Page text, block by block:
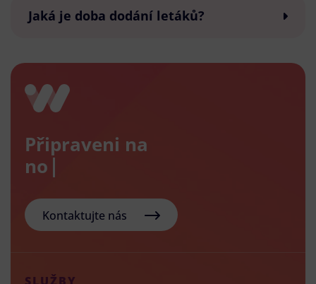
Jaká je doba dodání letáků?
Připraveni na
nový e-
Kontaktujte nás